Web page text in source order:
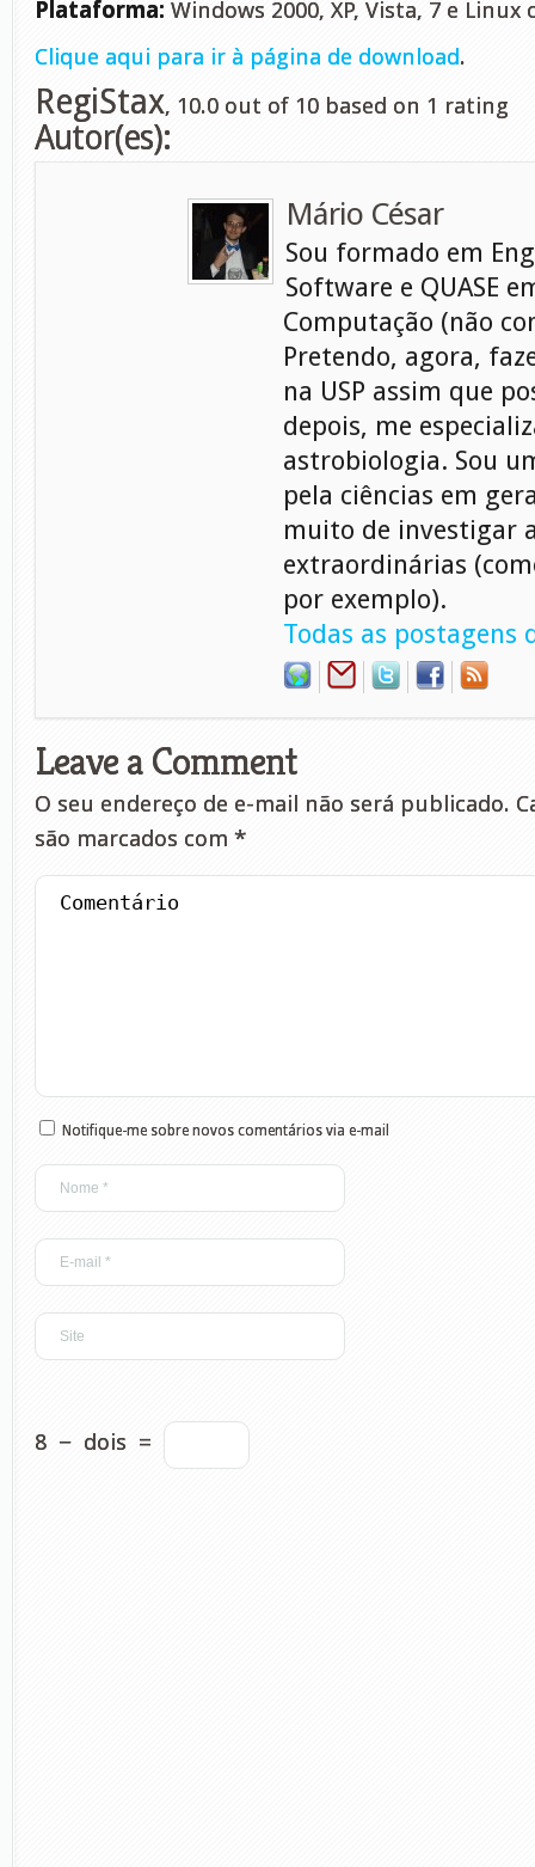
Plataforma: Windows 2000, XP, Vista, 7 e Linux
Clique aqui para ir à página de download.
RegiStax, 10.0 out of 10 based on 1 rating
Autor(es):
Mário César
Sou formado em
Software e QUASE
Computação (não
Pretendo, agora,
na USP assim que
depois, me
astrobiologia. Sou
pela ciências em
muito de investigar
extraordinárias
por exemplo).
Todas as postagens
Leave a Comment
O seu endereço de e-mail não será publicado.
são marcados com *
Notifique-me sobre novos comentários via e-mail
8 − dois =